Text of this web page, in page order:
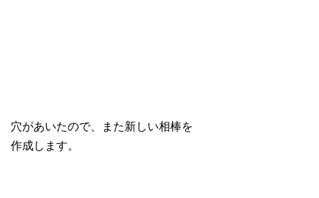
穴があいたので、また新しい相棒を
作成します。